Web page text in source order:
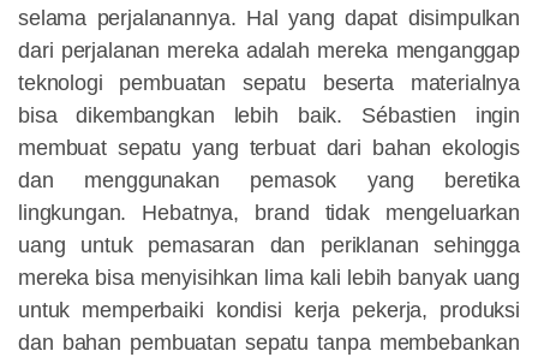
selama perjalanannya. Hal yang dapat disimpulkan
dari perjalanan mereka adalah mereka menganggap
teknologi pembuatan sepatu beserta materialnya
bisa dikembangkan lebih baik. Sébastien ingin
membuat sepatu yang terbuat dari bahan ekologis
dan menggunakan pemasok yang beretika
lingkungan. Hebatnya, brand tidak mengeluarkan
uang untuk pemasaran dan periklanan sehingga
mereka bisa menyisihkan lima kali lebih banyak uang
untuk memperbaiki kondisi kerja pekerja, produksi
dan bahan pembuatan sepatu tanpa membebankan